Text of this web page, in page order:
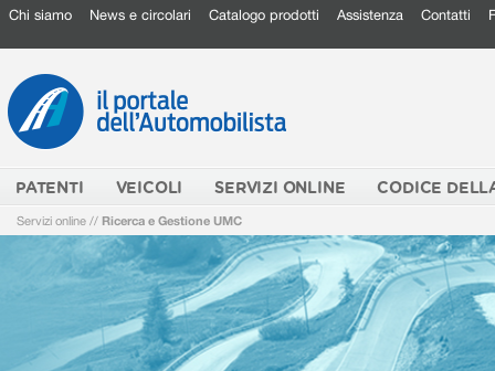
Chi siamo News e circolari Catalogo prodotti Assistenza Contatti
PATENTI VEICOLI SERVIZI ONLINE CODICE
Servizi online // Ricerca e Gestione UMC